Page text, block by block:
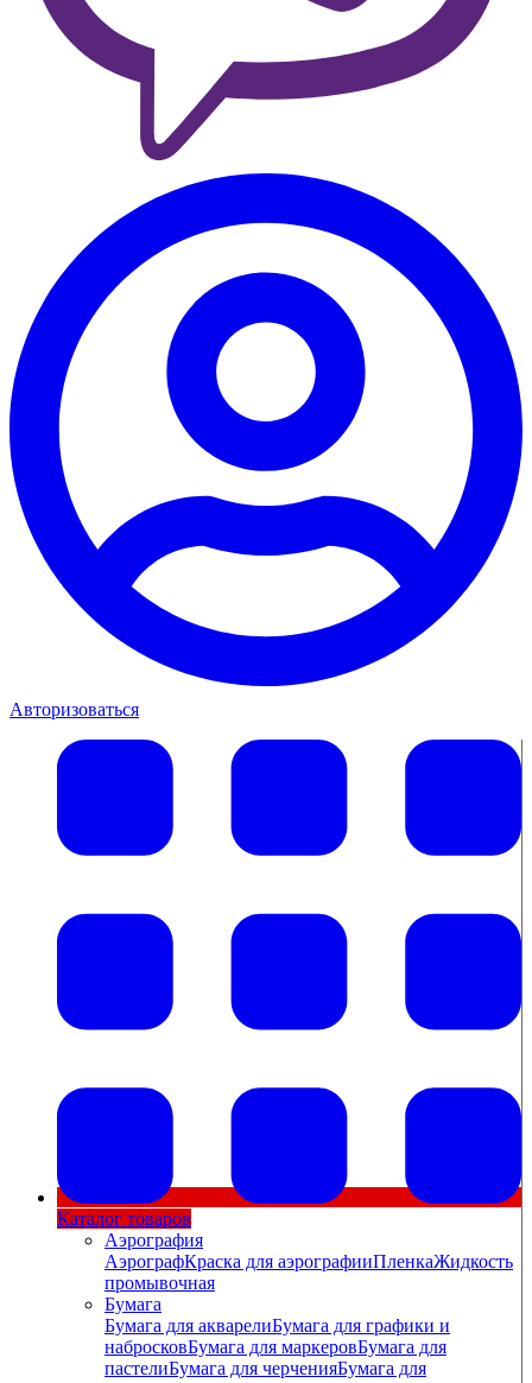
Авторизоваться
Каталог товаров
Аэрография
АэрографКраска для аэрографииПленкаЖидкость
промывочная
Бумага
Бумага для акварелиБумага для графики и
набросковБумага для маркеровБумага для
пастелиБумага для черченияБумага для